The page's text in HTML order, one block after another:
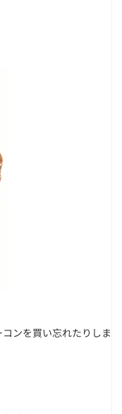
ンを買い忘れたりしま